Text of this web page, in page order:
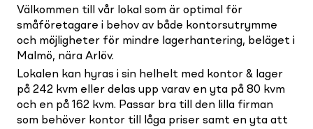
Välkommen till vår lokal som är optimal för
småföretagare i behov av både kontorsutrymme
och möjligheter för mindre lagerhantering, beläget i
Malmö, nära Arlöv.
Lokalen kan hyras i sin helhelt med kontor & lager
på 242 kvm eller delas upp varav en yta på 80 kvm
och en på 162 kvm. Passar bra till den lilla firman
som behöver kontor till låga priser samt en yta att